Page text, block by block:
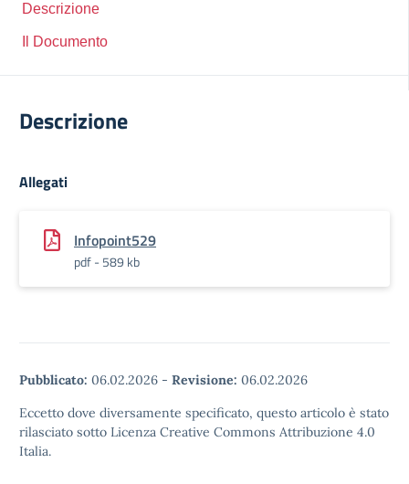
Descrizione
Il Documento
Descrizione
Allegati
Infopoint529
pdf - 589 kb
Pubblicato: 06.02.2026 - Revisione: 06.02.2026
Eccetto dove diversamente specificato, questo articolo è stato
rilasciato sotto Licenza Creative Commons Attribuzione 4.0
Italia.